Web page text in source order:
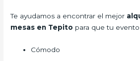
Te ayudamos a encontrar el mejor
mesas en Tepito para que tu evento
Cómodo